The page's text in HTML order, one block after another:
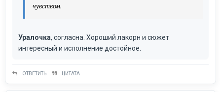
чувством.
Уралочка, согласна. Хороший лакорн и сюжет
интересный и исполнение достойное.
ОТВЕТИТЬ ЦИТАТА